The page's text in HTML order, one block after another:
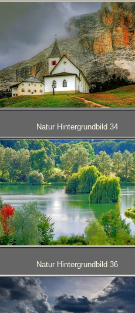
Natur Hintergrundbild 34
Natur Hintergrundbild 36